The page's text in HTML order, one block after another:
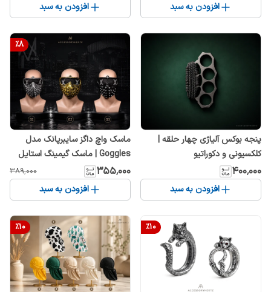
افزودن به سبد افزودن به سبد
پنجه بوکس آلیاژی چهار حلقه |
کلکسیونی و دکوراتیو
۴۰۰٬۰۰۰
افزودن به سبد
%8
ماسک واچ داگز سایبرپانک مدل
Goggles | ماسک گیمینگ استایل
خیابانی و کازپلی
۳۵۵٬۰۰۰ ۳۸۹٬۰۰۰
افزودن به سبد
%10
%10